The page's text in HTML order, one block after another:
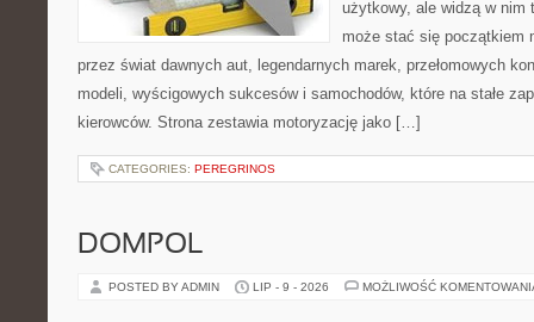
użytkowy, ale widzą w nim
może stać się początkiem
przez świat dawnych aut, legendarnych marek, przełomowych
modeli, wyścigowych sukcesów i samochodów, które na stałe
kierowców. Strona zestawia motoryzację jako […]
CATEGORIES: PEREGRINOS
DOMPOL
POSTED BY ADMIN LIP - 9 - 2026 MOŻLIWOŚĆ